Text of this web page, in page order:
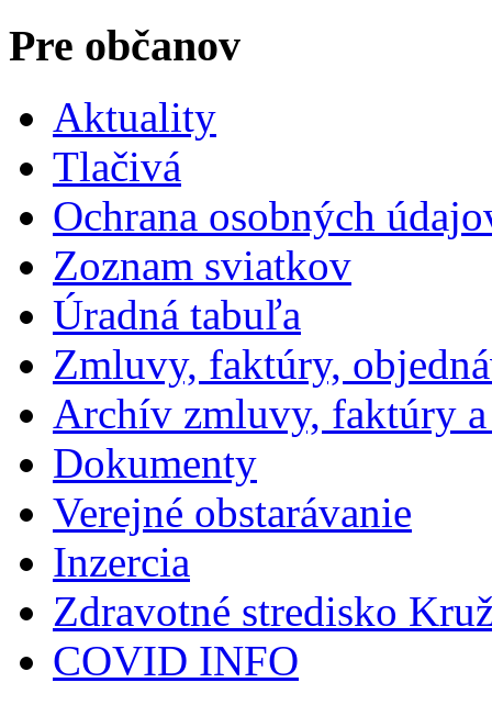
Pre občanov
Aktuality
Tlačivá
Ochrana osobných
Zoznam sviatkov
Úradná tabuľa
Zmluvy, faktúry,
Archív zmluvy, faktúry
Dokumenty
Verejné obstarávanie
Inzercia
Zdravotné stredisko
COVID INFO